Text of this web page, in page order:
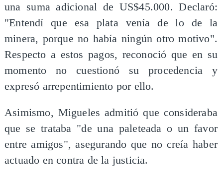
una suma adicional de US$45.000. Declaró:
"Entendí que esa plata venía de lo de la
minera, porque no había ningún otro motivo".
Respecto a estos pagos, reconoció que en su
momento no cuestionó su procedencia y
expresó arrepentimiento por ello.
Asimismo, Migueles admitió que consideraba
que se trataba "de una paleteada o un favor
entre amigos", asegurando que no creía haber
actuado en contra de la justicia.